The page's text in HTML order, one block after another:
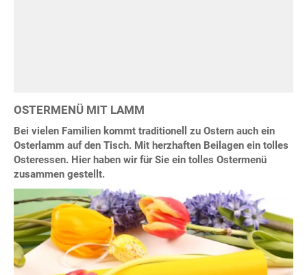
OSTERMENÜ MIT LAMM
Bei vielen Familien kommt traditionell zu Ostern auch ein
Osterlamm auf den Tisch. Mit herzhaften Beilagen ein tolles
Osteressen. Hier haben wir für Sie ein tolles Ostermenü
zusammen gestellt.